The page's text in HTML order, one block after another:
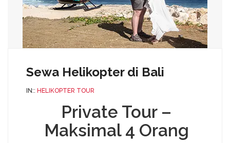
Sewa Helikopter di Bali
IN:: HELIKOPTER TOUR
Private Tour –
Maksimal 4 Orang